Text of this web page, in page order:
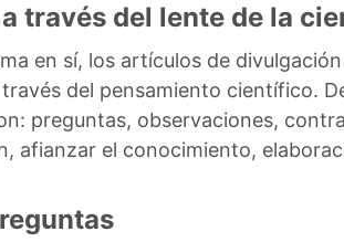
través del lente de la
en sí, los artículos de
del pensamiento científico.
preguntas, observaciones,
afianzar el conocimiento,